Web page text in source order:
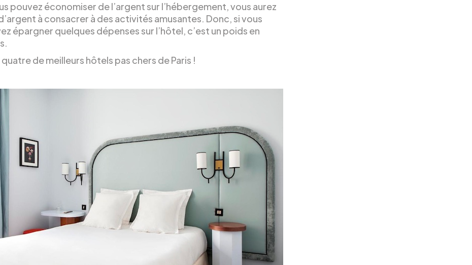
pouvez économiser de l’argent sur l’hébergement, vous aurez
à consacrer à des activités amusantes. Donc, si vous
épargner quelques dépenses sur l’hôtel, c’est un poids en
de meilleurs hôtels pas chers de Paris !